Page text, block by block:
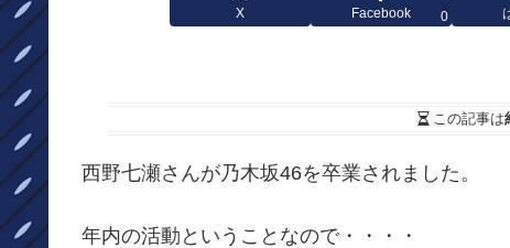
X Facebook 0
この記事は
西野七瀬さんが乃木坂46を卒業されました。
年内の活動ということなので・・・・